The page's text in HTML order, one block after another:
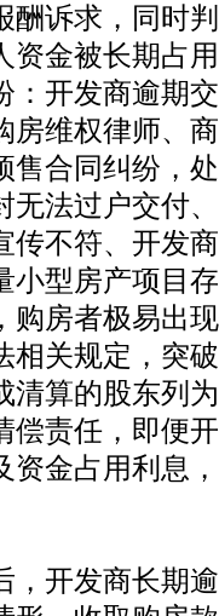
酬诉求，同时
资金被长期占
：开发商逾期
房维权律师、
售合同纠纷，
无法过户交付
传不符、开发
小型房产项目
购房者极易出
相关规定，突
清算的股东列
偿责任，即便
资金占用利息
，开发商长期